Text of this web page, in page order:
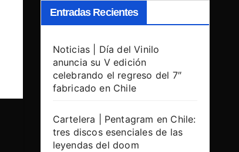
Entradas Recientes
Noticias | Día del Vinilo
anuncia su V edición
celebrando el regreso del 7″
fabricado en Chile
Cartelera | Pentagram en Chile:
tres discos esenciales de las
leyendas del doom